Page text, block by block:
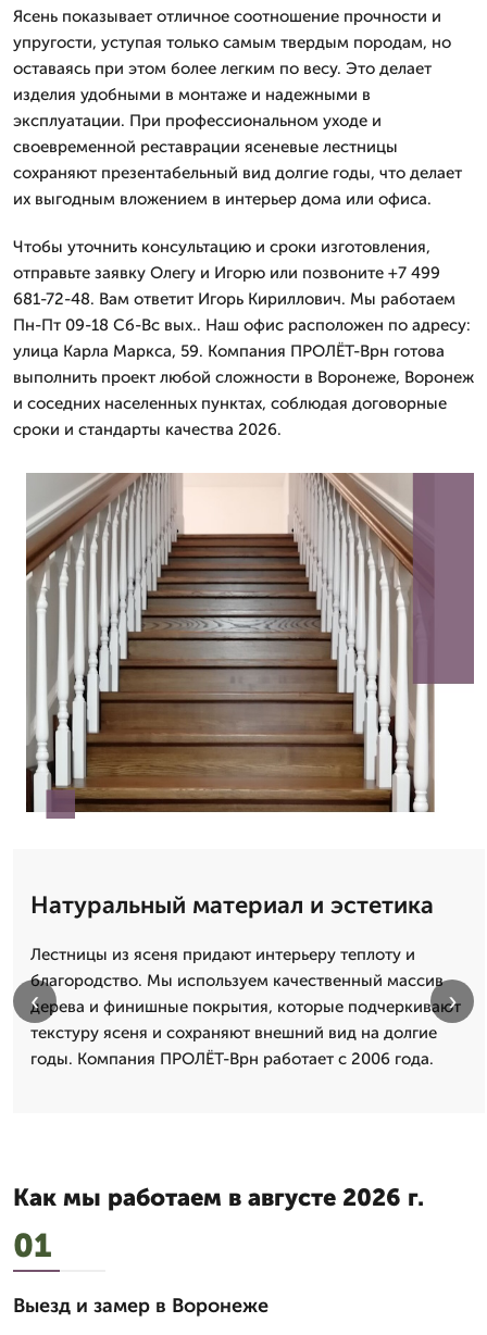
Ясень показывает отличное соотношение прочности и
упругости, уступая только самым твердым породам, но
оставаясь при этом более легким по весу. Это делает
изделия удобными в монтаже и надежными в
эксплуатации. При профессиональном уходе и
своевременной реставрации ясеневые лестницы
сохраняют презентабельный вид долгие годы, что делает
их выгодным вложением в интерьер дома или офиса.
Чтобы уточнить консультацию и сроки изготовления,
отправьте заявку Олегу и Игорю или позвоните +7 499
681-72-48. Вам ответит Игорь Кириллович. Мы работаем
Пн-Пт 09-18 Сб-Вс вых.. Наш офис расположен по адресу:
улица Карла Маркса, 59. Компания ПРОЛЁТ-Врн готова
выполнить проект любой сложности в Воронеже, Воронеж
и соседних населенных пунктах, соблюдая договорные
сроки и стандарты качества 2026.
Натуральный материал и эстетика
Лестницы из ясеня придают интерьеру теплоту и
благородство. Мы используем качественный массив
дерева и финишные покрытия, которые подчеркивают
текстуру ясеня и сохраняют внешний вид на долгие
годы. Компания ПРОЛЁТ-Врн работает с 2006 года.
‹ ›
Как мы работаем в августе 2026 г.
01
Выезд и замер в Воронеже